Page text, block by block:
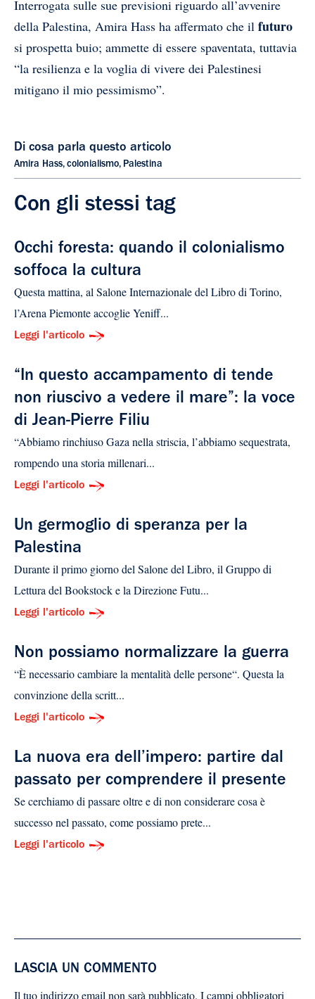
Interrogata sulle sue previsioni riguardo all’avvenire
della Palestina, Amira Hass ha affermato che il futuro
si prospetta buio; ammette di essere spaventata, tuttavia
“la resilienza e la voglia di vivere dei Palestinesi
mitigano il mio pessimismo”.
Di cosa parla questo articolo
Amira Hass, colonialismo, Palestina
Con gli stessi tag
Occhi foresta: quando il colonialismo
soffoca la cultura
Questa mattina, al Salone Internazionale del Libro di Torino,
l’Arena Piemonte accoglie Yeniff...
Leggi l'articolo
“In questo accampamento di tende
non riuscivo a vedere il mare”: la voce
di Jean-Pierre Filiu
“Abbiamo rinchiuso Gaza nella striscia, l’abbiamo sequestrata,
rompendo una storia millenari...
Leggi l'articolo
Un germoglio di speranza per la
Palestina
Durante il primo giorno del Salone del Libro, il Gruppo di
Lettura del Bookstock e la Direzione Futu...
Leggi l'articolo
Non possiamo normalizzare la guerra
“È necessario cambiare la mentalità delle persone“. Questa la
convinzione della scritt...
Leggi l'articolo
La nuova era dell’impero: partire dal
passato per comprendere il presente
Se cerchiamo di passare oltre e di non considerare cosa è
successo nel passato, come possiamo prete...
Leggi l'articolo
LASCIA UN COMMENTO
Il tuo indirizzo email non sarà pubblicato. I campi obbligatori